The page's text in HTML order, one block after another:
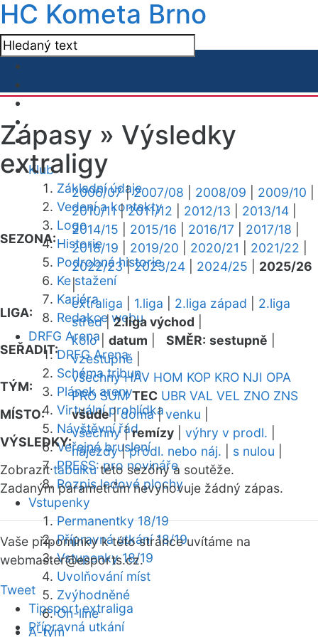
HC Kometa Brno
Klub
Základní údaje
Vedení a kontakty
Logo
Historie
Podrobná historie
Ke stažení
Kariéra
Redakce webu
DRFG Arena
DRFG Arena
Schéma tribun
Plánek areny
Virtuální prohlídka
Návštěvní řád
Veřejné bruslení
PRESS: pro novináře
Rozpis ledové plochy
Vstupenky
Permanentky 18/19
Přípravná utkání 18/19
Vstupenky 18/19
Uvolňování míst
Zvýhodněné
On-line
A-tým
Zápasy » Výsledky
extraligy
SEZONA:
2006/07|2007/08 2008/09 2009/10
2010/11|2011/12 2012/13 2013/14
2014/15
2015/16 2016/17 2017/18
2018/19
2019/20 2020/21 2021/22
2022/23|2023/24 2024/25
2025/26
|
LIGA:
extraliga 1.liga 2.liga západ
2.liga
střed|2.liga východ
SEŘADIT:
kolo| datum SMĚR: sestupně
vzestupně
TÝM:
všechny HAV HOM KOP KRO NJI OPA
PRO SUM TEC UBR VAL VEL ZNO ZNS
MÍSTO:
všude|doma|venku
VÝSLEDKY:
všechny|remízy výhry v prodl.
nájezdy|prodl. nebo náj. s nulou
Zobrazittabulkutéto sezóny a soutěže.
Zadaným parametrům nevyhovuje žádný zápas.
Vaše připomínky k této stránce uvítáme na
webmaster@esports.cz.
Tweet
Tipsport extraliga
Přípravná utkání